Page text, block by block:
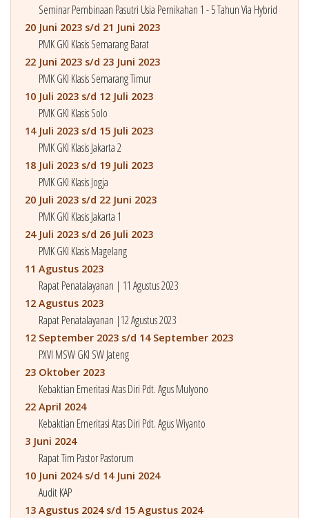
Seminar Pembinaan Pasutri Usia Pernikahan 1 - 5 Tahun Via Hybrid
20 Juni 2023 s/d 21 Juni 2023
PMK GKI Klasis Semarang Barat
22 Juni 2023 s/d 23 Juni 2023
PMK GKI Klasis Semarang Timur
10 Juli 2023 s/d 12 Juli 2023
PMK GKI Klasis Solo
14 Juli 2023 s/d 15 Juli 2023
PMK GKI Klasis Jakarta 2
18 Juli 2023 s/d 19 Juli 2023
PMK GKI Klasis Jogja
20 Juli 2023 s/d 22 Juni 2023
PMK GKI Klasis Jakarta 1
24 Juli 2023 s/d 26 Juli 2023
PMK GKI Klasis Magelang
11 Agustus 2023
Rapat Penatalayanan | 11 Agustus 2023
12 Agustus 2023
Rapat Penatalayanan |12 Agustus 2023
12 September 2023 s/d 14 September 2023
PXVI MSW GKI SW Jateng
23 Oktober 2023
Kebaktian Emeritasi Atas Diri Pdt. Agus Mulyono
22 April 2024
Kebaktian Emeritasi Atas Diri Pdt. Agus Wiyanto
3 Juni 2024
Rapat Tim Pastor Pastorum
10 Juni 2024 s/d 14 Juni 2024
Audit KAP
13 Agustus 2024 s/d 15 Agustus 2024